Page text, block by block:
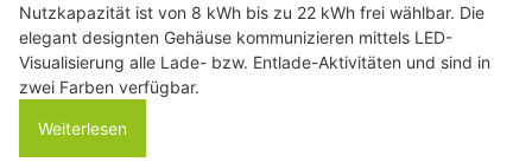
Nutzkapazität ist von 8 kWh bis zu 22 kWh frei wählbar. Die
elegant designten Gehäuse kommunizieren mittels LED-
Visualisierung alle Lade- bzw. Entlade-Aktivitäten und sind in
zwei Farben verfügbar.
Weiterlesen